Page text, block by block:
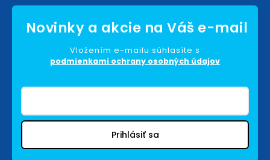
Vložením e-mailu súhlasíte s
podmienkami ochrany osobných údajov
Prihlásiť sa